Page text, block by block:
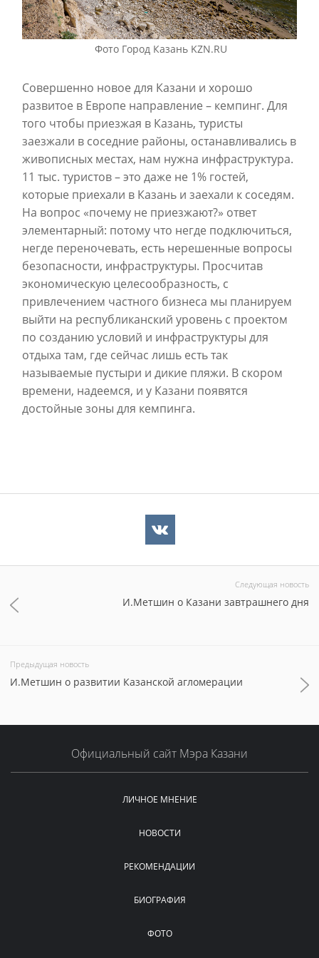
Фото Город Казань KZN.RU
Совершенно новое для Казани и хорошо
развитое в Европе направление – кемпинг. Для
того чтобы приезжая в Казань, туристы
заезжали в соседние районы, останавливались в
живописных местах, нам нужна инфраструктура.
11 тыс. туристов – это даже не 1% гостей,
которые приехали в Казань и заехали к соседям.
На вопрос «почему не приезжают?» ответ
элементарный: потому что негде подключиться,
негде переночевать, есть нерешенные вопросы
безопасности, инфраструктуры. Просчитав
экономическую целесообразность, с
привлечением частного бизнеса мы планируем
выйти на республиканский уровень с проектом
по созданию условий и инфраструктуры для
отдыха там, где сейчас лишь есть так
называемые пустыри и дикие пляжи. В скором
времени, надеемся, и у Казани появятся
достойные зоны для кемпинга.
Следующая новость
И.Метшин о Казани завтрашнего дня
Предыдущая новость
И.Метшин о развитии Казанской агломерации
Официальный сайт Мэра Казани
ЛИЧНОЕ МНЕНИЕ
НОВОСТИ
РЕКОМЕНДАЦИИ
БИОГРАФИЯ
ФОТО